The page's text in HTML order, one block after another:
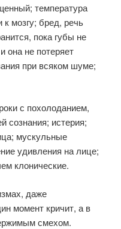
температура
мозгу; бред, речь
пока губы не
она не потеряет
при всяком шуме;
с похолоданием,
сознания; истерия;
мускульные
удивления на лице;
клонические.
даже
момент кричит, а в
смехом.